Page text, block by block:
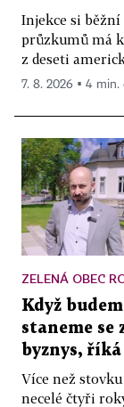
Injekce si
průzkumů má
z deseti
7. 8. 2026 ▪ 4 min.
ZELENÁ OBEC
Když
staneme se
byznys,
Více než
necelé čtyři